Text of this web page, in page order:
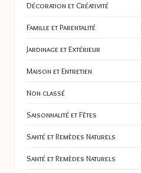
Décoration et Créativité
Famille et Parentalité
Jardinage et Extérieur
Maison et Entretien
Non classé
Saisonnalité et Fêtes
Santé et Remèdes Naturels
Santé et Remèdes Naturels